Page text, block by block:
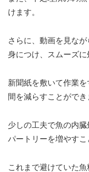
けます。
さらに、動画を見な
身につけ、スムーズに
新聞紙を敷いて作業
間を減らすことができ
少しの工夫で魚の内
パートリーを増やすこ
これまで避けていた